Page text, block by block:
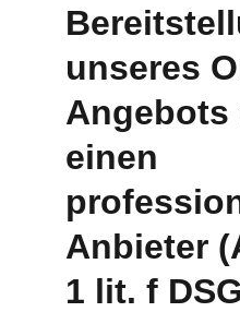
unseres
Angebots
einen
Anbieter
1 lit. f